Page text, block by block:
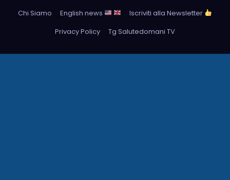
Chi Siamo
English news
Iscriviti alla Newsletter
Privacy Policy
Tg Salutedomani TV